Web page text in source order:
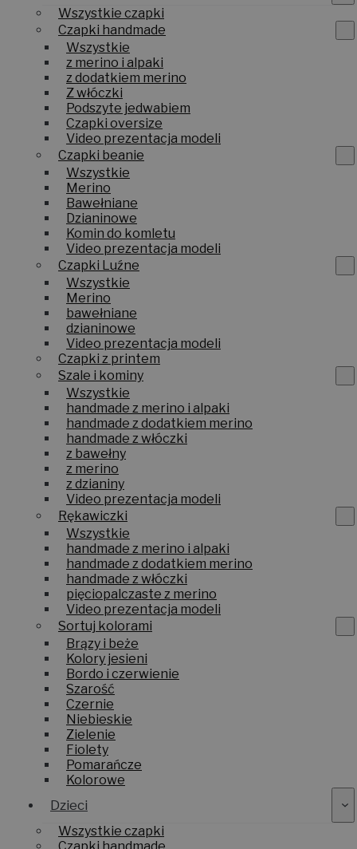
Wszystkie czapki
Czapki handmade
Wszystkie
z merino i alpaki
z dodatkiem merino
Z włóczki
Podszyte jedwabiem
Czapki oversize
Video prezentacja modeli
Czapki beanie
Wszystkie
Merino
Bawełniane
Dzianinowe
Komin do komletu
Video prezentacja modeli
Czapki Luźne
Wszystkie
Merino
bawełniane
dzianinowe
Video prezentacja modeli
Czapki z printem
Szale i kominy
Wszystkie
handmade z merino i alpaki
handmade z dodatkiem merino
handmade z włóczki
z bawełny
z merino
z dzianiny
Video prezentacja modeli
Rękawiczki
Wszystkie
handmade z merino i alpaki
handmade z dodatkiem merino
handmade z włóczki
pięciopalczaste z merino
Video prezentacja modeli
Sortuj kolorami
Brązy i beże
Kolory jesieni
Bordo i czerwienie
Szarość
Czernie
Niebieskie
Zielenie
Fiolety
Pomarańcze
Kolorowe
Dzieci
Wszystkie czapki